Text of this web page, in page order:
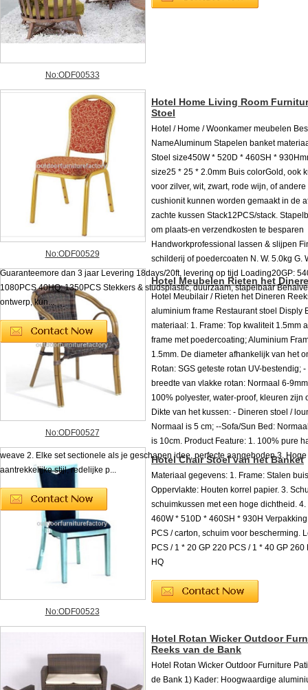
No:ODF00533
No:ODF00529
Hotel Home Living Room
Stoel
Hotel / Home / Woonkamer meubelen
NameAluminum Stapelen banket
Stoel size450W * 520D * 460SH *
size25 * 25 * 2.0mm Buis colorGold, ook
voor zilver, wit, zwart, rode wijn, of
cushionit kunnen worden gemaakt in de
zachte kussen Stack12PCS/stack.
om plaats-en verzendkosten te besparen
Handworkprofessional lassen & slijpen
schilderij of poedercoaten N. W. 5.0kg G.
Guaranteemore dan 3 jaar Levering 18days/20ft, levering op tijd Loading20GP:
1080PCS 40HQ: 1350PCS Stekkers & studsplastic, duurzaam, stapelbaar
ontwerp, kun...
No:ODF00527
Hotel Meubelen Rieten het
Hotel Meubilair / Rieten het Dineren
aluminium frame Restaurant stoel Disply
materiaal: 1. Frame: Top kwaliteit 1.5mm
frame met poedercoating; Aluminium
1.5mm. De diameter afhankelijk van het
Rotan: SGS geteste rotan UV-bestendig;
breedte van vlakke rotan: Normaal 6-
100% polyester, water-proof, kleuren zijn
Dikte van het kussen: - Dineren stoel /
Normaal is 5 cm; --Sofa/Sun Bed:
is 10cm. Product Feature: 1. 100% pure
weave 2. Elke set sectionele als je geschapen idee, perfecte aangeboden 3.
aantrekkelijke stijl, redelijke p...
No:ODF00523
Hotel Chair Stoel van het Banket
Materiaal gegevens: 1. Frame: Stalen
Oppervlakte: Houten korrel papier. 3.
schuimkussen met een hoge dichtheid. 4.
460W * 510D * 460SH * 930H
PCS / carton, schuim voor bescherming.
PCS / 1 * 20 GP 220 PCS / 1 * 40 GP 260
HQ
Hotel Rotan Wicker Outdoor
Reeks van de Bank
Hotel Rotan Wicker Outdoor Furniture
de Bank 1) Kader: Hoogwaardige